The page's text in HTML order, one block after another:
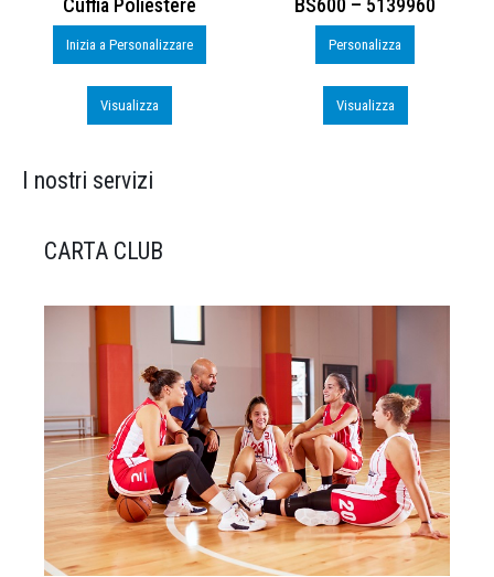
Cuffia Poliestere
Inizia a Personalizzare
Visualizza
BS600 – 5139960
Personalizza
Visualizza
I nostri servizi
CARTA CLUB